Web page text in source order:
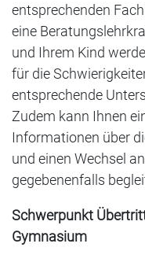
entsprechenden
eine
und Ihrem Kind
für die
entsprechende
Zudem kann Ihnen
Informationen über
und einen Wechsel
gegebenenfalls
Schwerpunkt
Gymnasium